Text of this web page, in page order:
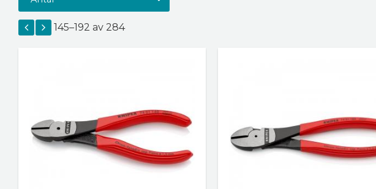
1-pack
2-pack
145–192 av 284